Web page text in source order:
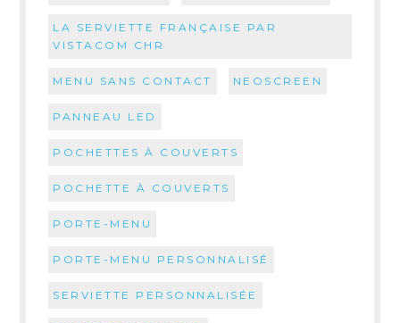
LA SERVIETTE FRANÇAISE PAR
VISTACOM CHR
MENU SANS CONTACT NEOSCREEN
PANNEAU LED
POCHETTES À COUVERTS
POCHETTE À COUVERTS
PORTE-MENU
PORTE-MENU PERSONNALISÉ
SERVIETTE PERSONNALISÉE